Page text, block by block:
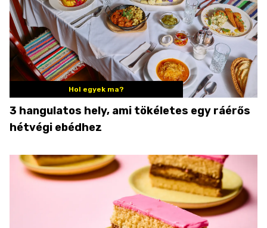
Hol egyek ma?
3 hangulatos hely, ami tökéletes egy ráérős
hétvégi ebédhez